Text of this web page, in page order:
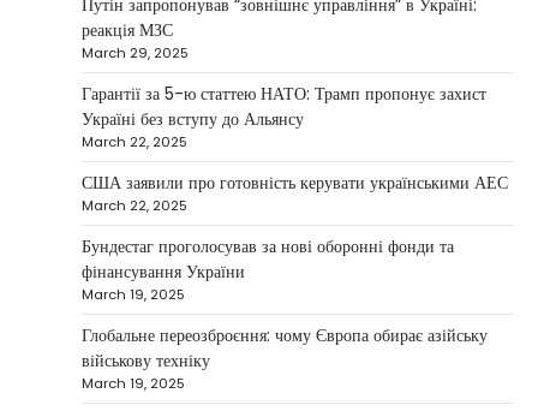
investments that bring results
According to Maksym Krippa, the esports
industry in Ukraine is not just experiencing a
growth…
NEWS
Велика Британія та Норвегія
передадуть Україні безпілотники та
обладнання на $580 мільйонів
Велика Британія та Норвегія оголосили про
спільне фінансування нового оборонного пакета
для України на суму…
Путін запропонував “зовнішнє управління” в Україні:
реакція МЗС
March 29, 2025
Гарантії за 5-ю статтею НАТО: Трамп пропонує захист
Україні без вступу до Альянсу
March 22, 2025
США заявили про готовність керувати українськими АЕС
March 22, 2025
Бундестаг проголосував за нові оборонні фонди та
фінансування України
March 19, 2025
Глобальне переозброєння: чому Європа обирає азійську
військову техніку
March 19, 2025